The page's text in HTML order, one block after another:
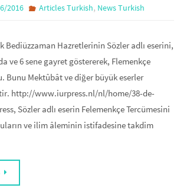
2016 Articles Turkish, News Turkish
Bediüzzaman Hazretlerinin Sözler adlı eserini,
ve 6 sene gayret göstererek, Flemenkçe
Bunu Mektûbât ve diğer büyük eserler
http://www.iurpress.nl/nl/home/38-de-
Sözler adlı eserin Felemenkçe Tercümesini
ve ilim âleminin istifadesine takdim